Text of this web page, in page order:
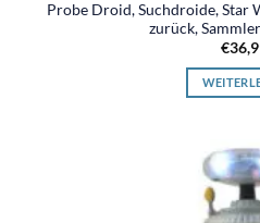
Probe Droid, Suchdroide, Star
zurück,
€